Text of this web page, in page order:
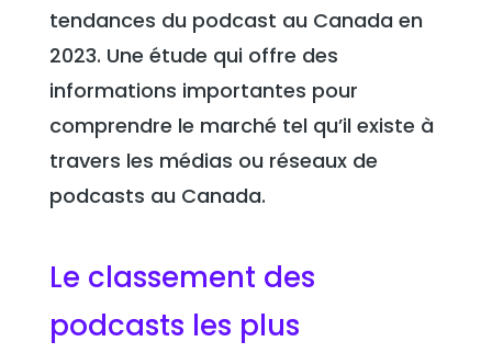
tendances du podcast au Canada en
2023. Une étude qui offre des
informations importantes pour
comprendre le marché tel qu’il existe à
travers les médias ou réseaux de
podcasts au Canada.
Le classement des
podcasts les plus